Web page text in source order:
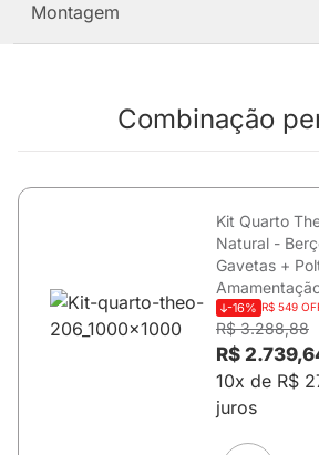
Montagem
Combinação
Kit Quarto
Natural -
Gavetas +
-16% R$ 549
R$ 3.288,88
R$
10x de R$
juros